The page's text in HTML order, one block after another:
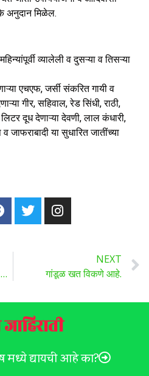
अनुदान मिळेल.
व्यालेली व दुसऱ्या व तिसऱ्या
एचएफ, जर्सी संकरित गायी व
गीर, सहिवाल, रेड सिंधी, राठी,
दूध देणाऱ्या देवणी, लाल कंधारी,
जाफराबादी या सुधारित जातींच्या
दररोज 95 रुपये गुंतवा आणि 14 लाख रुपये मिळवा, योजना जाणून घ्या
NEXT
गांडूळ खत विकणे आहे.
मध्ये द्यायची आहे का?